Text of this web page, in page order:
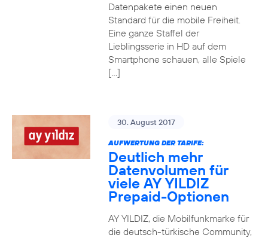
Datenpakete einen neuen
Standard für die mobile Freiheit.
Eine ganze Staffel der
Lieblingsserie in HD auf dem
Smartphone schauen, alle Spiele
[…]
30. August 2017
AUFWERTUNG DER TARIFE:
Deutlich mehr
Datenvolumen für
viele AY YILDIZ
Prepaid-Optionen
AY YILDIZ, die Mobilfunkmarke für
die deutsch-türkische Community,